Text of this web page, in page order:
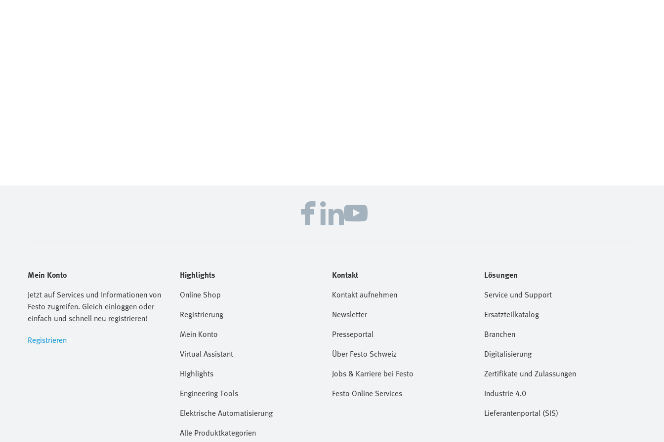
Mein Konto
Jetzt auf Services und Informationen von
Festo zugreifen. Gleich einloggen oder
einfach und schnell neu registrieren!
Registrieren
Highlights
Online Shop
Registrierung
Mein Konto
Virtual Assistant
HIghlights
Engineering Tools
Elektrische Automatisierung
Alle Produktkategorien
Kontakt
Kontakt aufnehmen
Newsletter
Presseportal
Über Festo Schweiz
Jobs & Karriere bei Festo
Festo Online Services
Lösungen
Service und Support
Ersatzteilkatalog
Branchen
Digitalisierung
Zertifikate und Zulassungen
Industrie 4.0
Lieferantenportal (SIS)